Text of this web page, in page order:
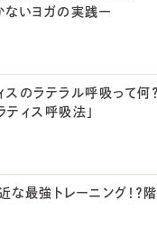
ないヨガの実践ー
スのラテラル呼吸って何
ティス呼吸法」
な最強トレーニング！？